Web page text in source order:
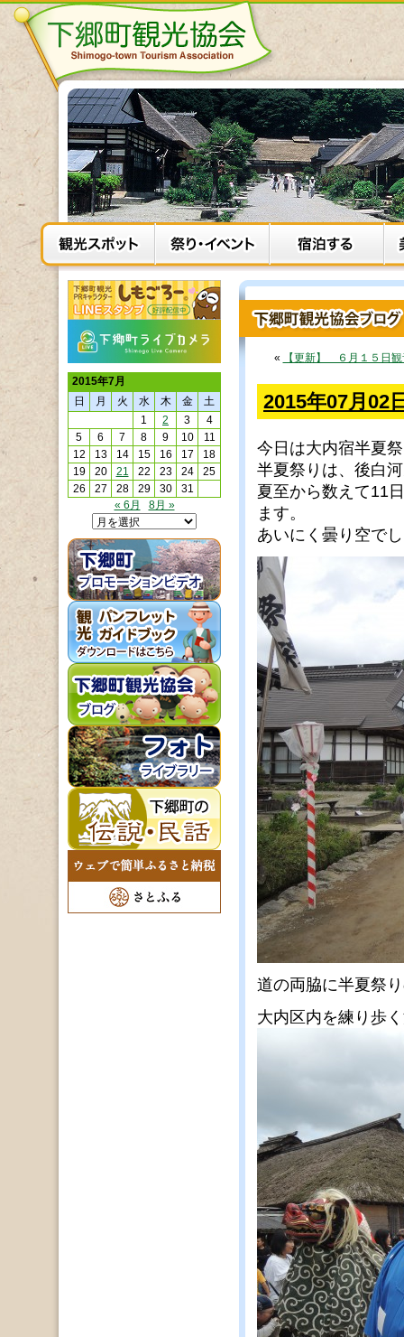
« 【更新】 ６月１５日
2015年07月02
今日は大内宿半夏
半夏祭りは、後白
夏至から数えて11
ます。
あいにく曇り空で
道の両脇に半夏祭
大内区内を練り歩
2015年7月
日
月 火 水 木 金
土
1
2 3
4
5
6 7 8 9 10
11
12
13 14 15 16 17
18
19
20 21 22 23 24
25
26
27 28 29 30
31
« 6月
8月 »